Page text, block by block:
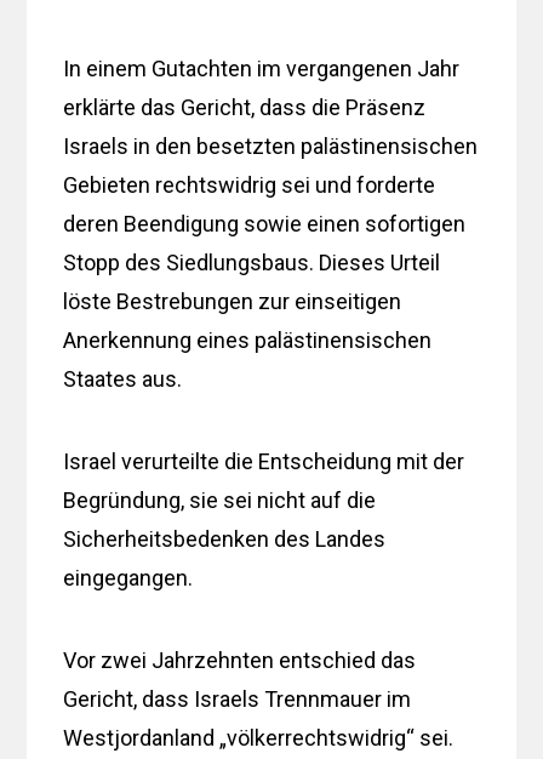
In einem Gutachten im vergangenen Jahr
erklärte das Gericht, dass die Präsenz
Israels in den besetzten palästinensischen
Gebieten rechtswidrig sei und forderte
deren Beendigung sowie einen sofortigen
Stopp des Siedlungsbaus. Dieses Urteil
löste Bestrebungen zur einseitigen
Anerkennung eines palästinensischen
Staates aus.
Israel verurteilte die Entscheidung mit der
Begründung, sie sei nicht auf die
Sicherheitsbedenken des Landes
eingegangen.
Vor zwei Jahrzehnten entschied das
Gericht, dass Israels Trennmauer im
Westjordanland „völkerrechtswidrig“ sei.